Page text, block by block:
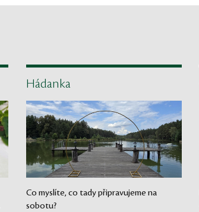
Hádanka
Co myslíte, co tady připravujeme na
sobotu?